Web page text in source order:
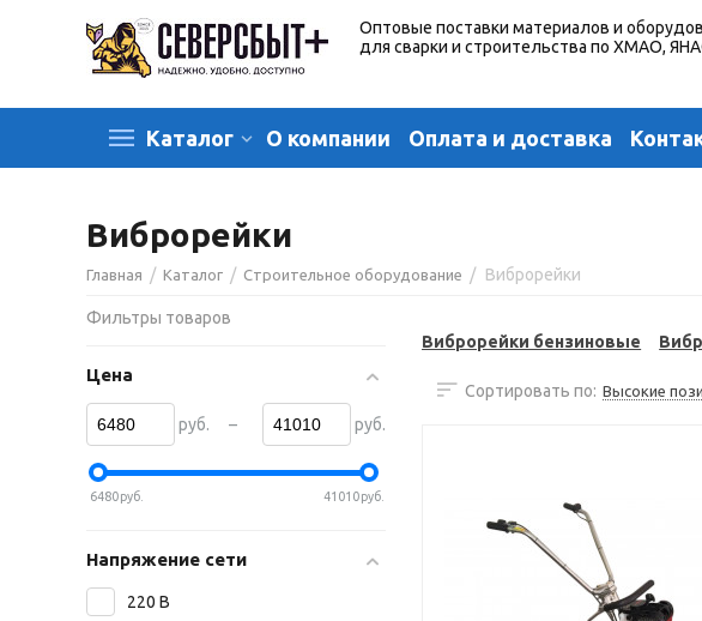
Оптовые поставки материалов и
для сварки и строительства по ХМАО,
Каталог О компании Оплата и доставка
Виброрейки
Главная / Каталог / Строительное оборудование / Виброрейки
Виброрейки бензиновые
Сортировать по: Высокие
Фильтры товаров
Цена
руб. – руб.
6480руб. 41010руб.
Напряжение сети
220 В